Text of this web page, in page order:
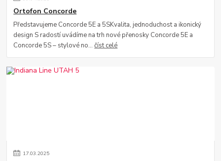
Ortofon Concorde
Představujeme Concorde 5E a 5SKvalita, jednoduchost a ikonický
design S radostí uvádíme na trh nové přenosky Concorde 5E a
Concorde 5S – stylové no...číst celé
17.03.2025